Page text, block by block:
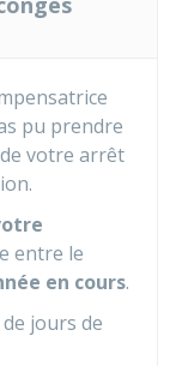
pu prendre
votre arrêt
entre le
en cours.
jours de